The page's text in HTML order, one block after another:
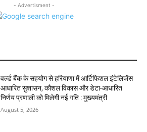
- Advertisment -
वर्ल्ड बैंक के सहयोग से हरियाणा में आर्टिफिशल इंटेलिजेंस
आधारित सुशासन, कौशल विकास और डेटा-आधारित
निर्णय प्रणाली को मिलेगी नई गति : मुख्यमंत्री
August 5, 2026